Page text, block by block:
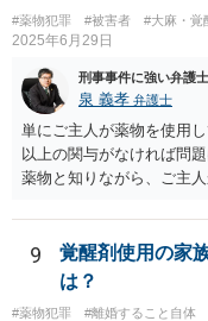
#薬物犯罪 #被害者 #大麻・覚
2025年6月29日
刑事事件に強い弁護士
泉 義孝 弁護士
単にご主人が薬物を使用
以上の関与がなければ問
薬物と知りながら、ご主
があると思います。少な
ると思います。 思うと
いです。 回答になってい
します。
9
覚醒剤使用の家
は？
#薬物犯罪 #離婚すること自体